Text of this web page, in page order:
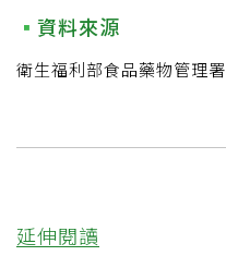
資料來源
衛生福利部食品藥物管理署
延伸閱讀